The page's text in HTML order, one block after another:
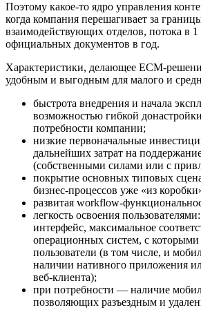
Поэтому какое-то ядро управления
когда компания перешагивает за
взаимодействующих отделов, потока в 1
официальных документов в год.
Характеристики, делающее ECM-
удобным и выгодным для малого и
быстрота внедрения и начала
возможностью гибкой
потребности компании;
низкие первоначальные
дальнейших затрат на
(собственными силами или с
покрытие основных типовых
бизнес-процессов уже «из
развитая workflow-
легкость освоения
интерфейс, максимальное
операционных систем, с
пользователи (в том числе, и
наличии нативного приложения
веб-клиента);
при потребности — наличие
позволяющих разъездным и